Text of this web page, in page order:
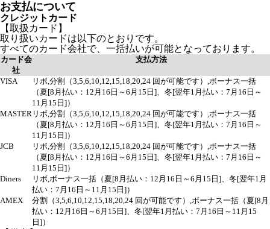
お支払について
クレジットカード
【取扱カード】
取り扱いカードは以下のとおりです。
すべてのカード会社で、一括払いが可能となっております。
カード会
社
支払方法
VISA
リボ,分割（3,5,6,10,12,15,18,20,24 回が可能です）,ボーナス一括
（夏[8月払い：12月16日～6月15日]、冬[翌年1月払い：7月16日～
11月15日]）
MASTER リボ,分割（3,5,6,10,12,15,18,20,24 回が可能です）,ボーナス一括
（夏[8月払い：12月16日～6月15日]、冬[翌年1月払い：7月16日～
11月15日]）
JCB
リボ,分割（3,5,6,10,12,15,18,20,24 回が可能です）,ボーナス一括
（夏[8月払い：12月16日～6月15日]、冬[翌年1月払い：7月16日～
11月15日]）
Diners
リボ,ボーナス一括（夏[8月払い：12月16日～6月15日]、冬[翌年1月
払い：7月16日～11月15日]）
AMEX
分割（3,5,6,10,12,15,18,20,24 回が可能です）,ボーナス一括（夏[8月
払い：12月16日～6月15日]、冬[翌年1月払い：7月16日～11月15
日]）